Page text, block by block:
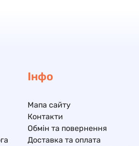
Інфо
Мапа сайту
Контакти
Обмін та повернення
Доставка та оплата